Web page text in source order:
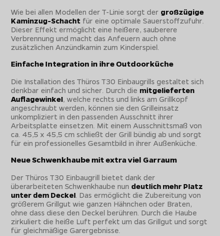
Wie bei allen Modellen der T-Linie sorgt der großzügige
Kaminzug-Schacht für eine optimale Sauerstoffzufuhr.
Dieser Effekt ermöglicht eine heißere, sauberere
Verbrennung und macht das Anfeuern auch ohne
zusätzlichen Anzündkamin zum Kinderspiel.
Einfache Integration in ihre Outdoorküche
Die Installation des Thüros T30 Einbaugrills gestaltet sich
denkbar einfach und sicher. Durch die mitgelieferten
Auflagewinkel, welche rechts und links am Grillkopf
angeschraubt werden, können sie den Grilleinsatz
unkompliziert in den passenden Ausschnitt ihrer
Arbeitsplatte einsetzen. Mit einem Ausschnittsmaß von
ca. 45,5 x 45,5 cm schließt der Grill bündig ab und sorgt
für ein professionelles Gesamtbild in ihrer Außenküche.
Neue Schwenkhaube mit extra viel Garraum
Der Thüros T30 Einbaugrill bietet dank der
überarbeiteten Schwenkhaube nun deutlich mehr Platz
unter dem Deckel. Das ermöglicht die Zubereitung von
größerem Grillgut wie ganzen Hähnchen oder Braten,
ohne dass diese den Deckel berühren. Durch die Haube
zirkuliert die heiße Luft perfekt um das Grillgut und sorgt
für gleichmäßige Garergebnisse.